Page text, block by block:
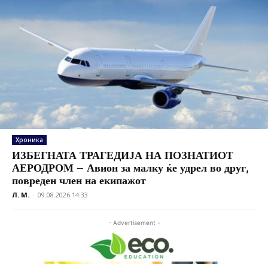
Хроника
ИЗБЕГНАТА ТРАГЕДИЈА НА ПОЗНАТИОТ
АЕРОДРОМ – Авион за малку ќе удрел во друг,
повреден член на екипажот
Л. М. - 09.08.2026 14:33
- Advertisement -